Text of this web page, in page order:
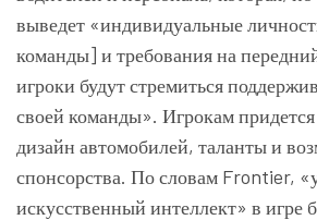
выведет «индивидуальные
команды] и требования на
игроки будут стремиться
своей команды». Игрокам
дизайн автомобилей, таланты и
спонсорства. По словам Frontier,
искусственный интеллект» в игре